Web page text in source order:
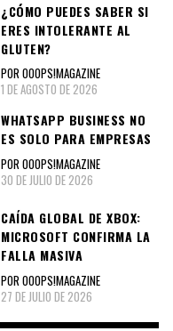
¿CÓMO PUEDES SABER SI
ERES INTOLERANTE AL
GLUTEN?
POR OOOPS!MAGAZINE
1 DE AGOSTO DE 2026
WHATSAPP BUSINESS NO
ES SOLO PARA EMPRESAS
POR OOOPS!MAGAZINE
30 DE JULIO DE 2026
CAÍDA GLOBAL DE XBOX:
MICROSOFT CONFIRMA LA
FALLA MASIVA
POR OOOPS!MAGAZINE
27 DE JULIO DE 2026